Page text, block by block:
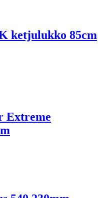
ketjulukko 85cm
Extreme